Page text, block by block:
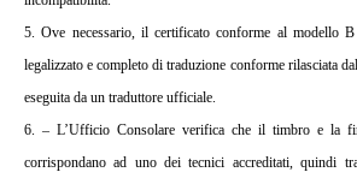
5. Ove necessario, il certificato conforme al modello B
legalizzato e completo di traduzione conforme rilasciata
eseguita da un traduttore ufficiale.
6. – L’Ufficio Consolare verifica che il timbro e la
corrispondano ad uno dei tecnici accreditati, quindi